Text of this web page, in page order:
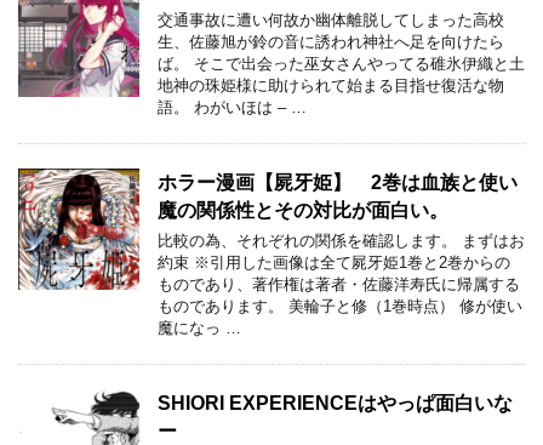
交通事故に遭い何故か幽体離脱してしまった高校
生、佐藤旭が鈴の音に誘われ神社へ足を向けたら
ば。 そこで出会った巫女さんやってる碓氷伊織と土
地神の珠姫様に助けられて始まる目指せ復活な物
語。 わがいほは – …
ホラー漫画【屍牙姫】 2巻は血族と使い
魔の関係性とその対比が面白い。
比較の為、それぞれの関係を確認します。 まずはお
約束 ※引用した画像は全て屍牙姫1巻と2巻からの
ものであり、著作権は著者・佐藤洋寿氏に帰属する
ものであります。 美輪子と修（1巻時点） 修が使い
魔になっ …
SHIORI EXPERIENCEはやっぱ面白いな
ー